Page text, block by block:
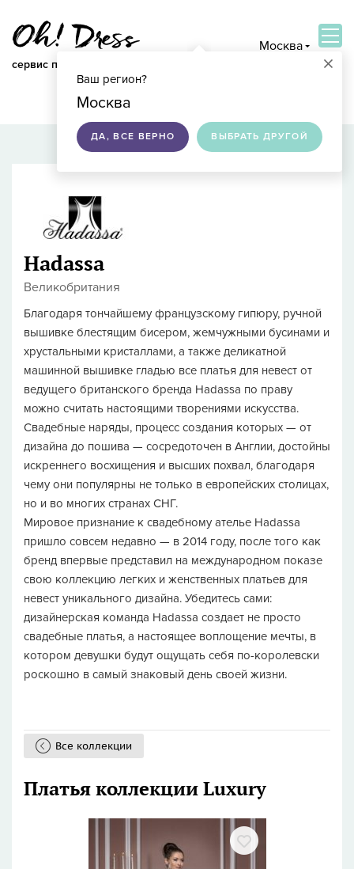
сервис по подбору свадебных платьев
Москва
×
Ваш регион?
Москва
ДА, ВСЕ ВЕРНО ВЫБРАТЬ ДРУГОЙ
Hadassa
Великобритания
Благодаря тончайшему французскому гипюру, ручной
вышивке блестящим бисером, жемчужными бусинами и
хрустальными кристаллами, а также деликатной
машинной вышивке гладью все платья для невест от
ведущего британского бренда Hadassa по праву
можно считать настоящими творениями искусства.
Свадебные наряды, процесс создания которых — от
дизайна до пошива — сосредоточен в Англии, достойны
искреннего восхищения и высших похвал, благодаря
чему они популярны не только в европейских столицах,
но и во многих странах СНГ.
Мировое признание к свадебному ателье Hadassa
пришло совсем недавно — в 2014 году, после того как
бренд впервые представил на международном показе
свою коллекцию легких и женственных платьев для
невест уникального дизайна. Убедитесь сами:
дизайнерская команда Hadassa создает не просто
свадебные платья, а настоящее воплощение мечты, в
котором девушки будут ощущать себя по-королевски
роскошно в самый знаковый день своей жизни.
Все коллекции
Платья коллекции Luxury